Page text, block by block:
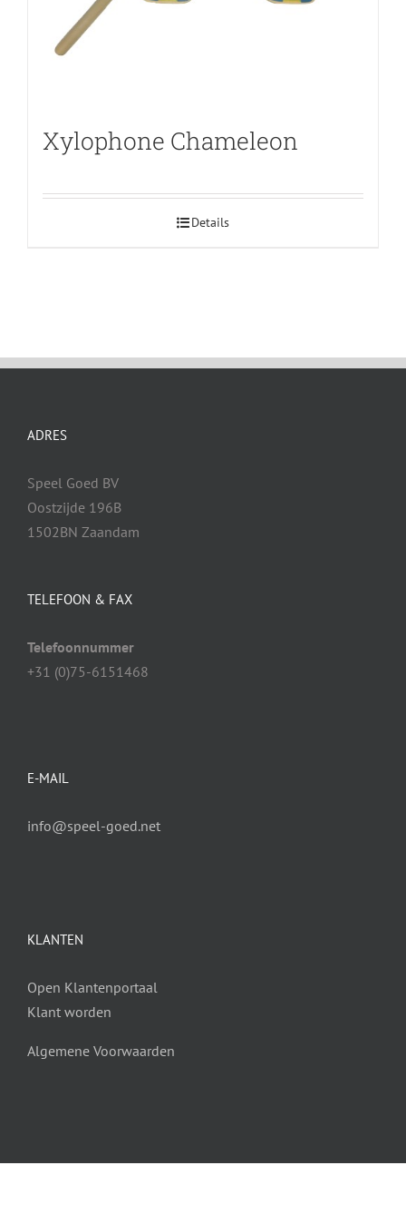
Xylophone Chameleon
Details
ADRES
Speel Goed BV
Oostzijde 196B
1502BN Zaandam
TELEFOON & FAX
Telefoonnummer
+31 (0)75-6151468
E-MAIL
info@speel-goed.net
KLANTEN
Open Klantenportaal
Klant worden
Algemene Voorwaarden